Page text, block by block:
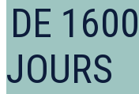
DE
JOURS